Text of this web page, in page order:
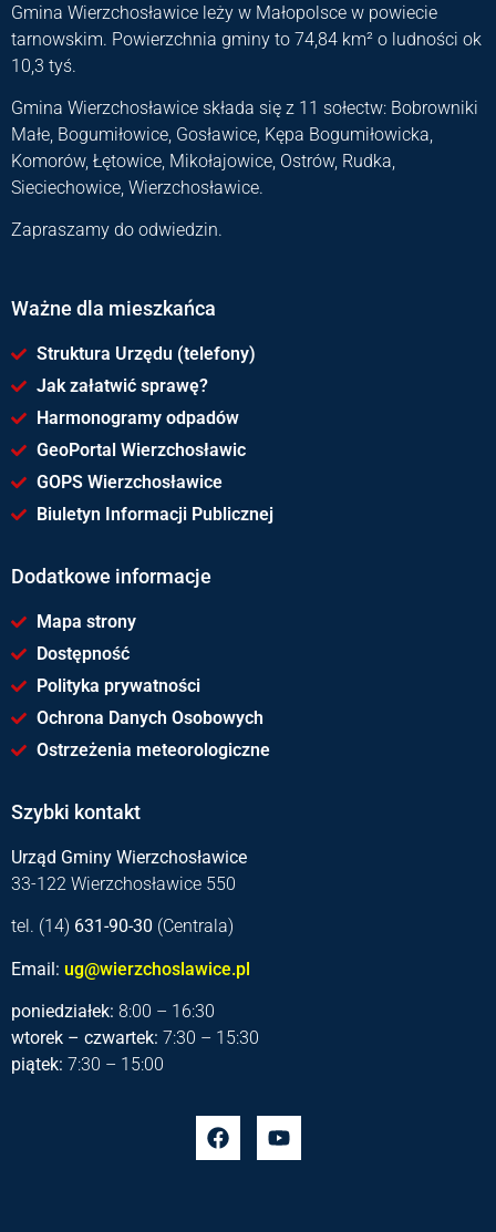
Gmina Wierzchosławice leży w Małopolsce w powiecie
tarnowskim. Powierzchnia gminy to 74,84 km² o ludności ok
10,3 tyś.
Gmina Wierzchosławice składa się z 11 sołectw: Bobrowniki
Małe, Bogumiłowice, Gosławice, Kępa Bogumiłowicka,
Komorów, Łętowice, Mikołajowice, Ostrów, Rudka,
Sieciechowice, Wierzchosławice.
Zapraszamy do odwiedzin.
Ważne dla mieszkańca
Struktura Urzędu (telefony)
Jak załatwić sprawę?
Harmonogramy odpadów
GeoPortal Wierzchosławic
GOPS Wierzchosławice
Biuletyn Informacji Publicznej
Dodatkowe informacje
Mapa strony
Dostępność
Polityka prywatności
Ochrona Danych Osobowych
Ostrzeżenia meteorologiczne
Szybki kontakt
Urząd Gminy Wierzchosławice
33-122 Wierzchosławice 550
tel. (14) 631-90-30 (Centrala)
Email: ug@wierzchoslawice.pl
poniedziałek: 8:00 – 16:30
wtorek – czwartek: 7:30 – 15:30
piątek: 7:30 – 15:00